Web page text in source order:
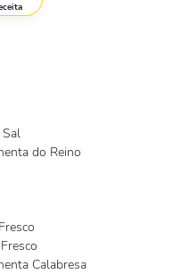
Sal
do Reino
Calabresa